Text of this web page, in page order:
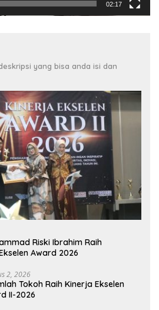
02:17
yang bisa anda isi dan
Riski Ibrahim Raih
Award 2026
2, 2026
Tokoh Raih Kinerja Ekselen
II-2026